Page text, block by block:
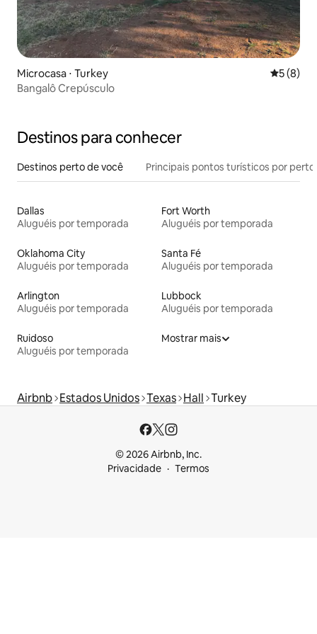
Microcasa ⋅ Turkey 5 de
5 (8)
Bangalô Crepúsculo
Destinos para conhecer
Destinos perto de você Principais pontos turísticos por perto
Dallas
Aluguéis por temporada
Fort Worth
Aluguéis por temporada
Oklahoma City
Aluguéis por temporada
Santa Fé
Aluguéis por temporada
Arlington
Aluguéis por temporada
Lubbock
Aluguéis por temporada
Ruidoso
Aluguéis por temporada
Mostrar mais
Airbnb Estados Unidos Texas Hall Turkey
© 2026 Airbnb, Inc.
Privacidade
Termos